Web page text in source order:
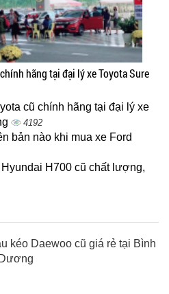
hãng tại đại lý xe Toyota Sure
cũ chính hãng tại đại lý xe
4192
bản nào khi mua xe Ford
H700 cũ chất lượng,